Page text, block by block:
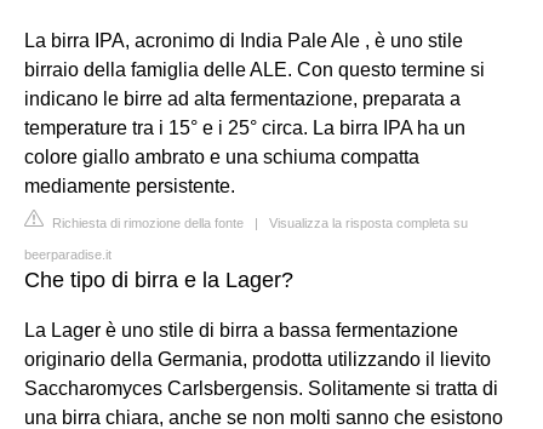
La birra IPA, acronimo di India Pale Ale , è uno stile
birraio della famiglia delle ALE. Con questo termine si
indicano le birre ad alta fermentazione, preparata a
temperature tra i 15° e i 25° circa. La birra IPA ha un
colore giallo ambrato e una schiuma compatta
mediamente persistente.
Richiesta di rimozione della fonte | Visualizza la risposta completa su
beerparadise.it
Che tipo di birra e la Lager?
La Lager è uno stile di birra a bassa fermentazione
originario della Germania, prodotta utilizzando il lievito
Saccharomyces Carlsbergensis. Solitamente si tratta di
una birra chiara, anche se non molti sanno che esistono